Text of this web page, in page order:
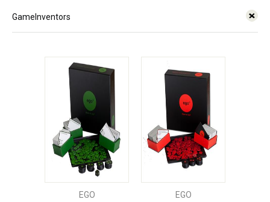
GameInventors
EGO EGO